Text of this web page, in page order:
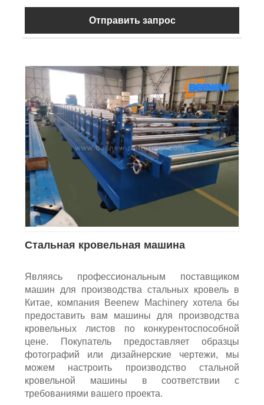
Отправить запрос
Стальная кровельная машина
Являясь профессиональным поставщиком
машин для производства стальных кровель в
Китае, компания Beenew Machinery хотела бы
предоставить вам машины для производства
кровельных листов по конкурентоспособной
цене. Покупатель предоставляет образцы
фотографий или дизайнерские чертежи, мы
можем настроить производство стальной
кровельной машины в соответствии с
требованиями вашего проекта.